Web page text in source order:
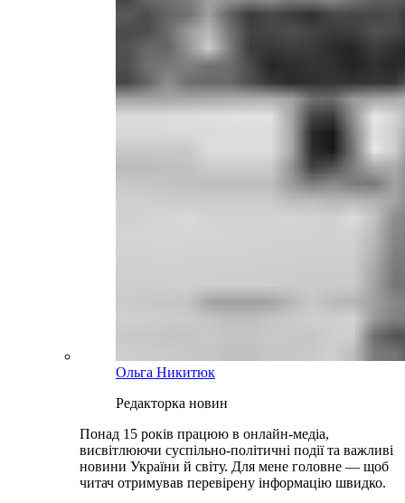
Ольга Никитюк
Редакторка новин
Понад 15 років працюю в онлайн-медіа,
висвітлюючи суспільно-політичні події та важливі
новини України й світу. Для мене головне — щоб
читач отримував перевірену інформацію швидко.